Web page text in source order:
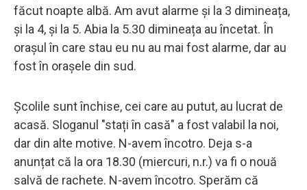
făcut noapte albă. Am avut alarme şi la 3 dimineața,
şi la 4, şi la 5. Abia la 5.30 dimineața au încetat. În
orașul în care stau eu nu au mai fost alarme, dar au
fost în orașele din sud.
Școlile sunt închise, cei care au putut, au lucrat de
acasă. Sloganul "stați în casă" a fost valabil la noi,
dar din alte motive. N-avem încotro. Deja s-a
anunțat că la ora 18.30 (miercuri, n.r.) va fi o nouă
salvă de rachete. N-avem încotro. Sperăm că